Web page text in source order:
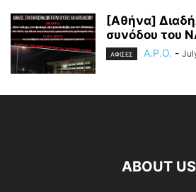
[Αθήνα]
συνόδου του
ΑΦΙΣΕΣ A.P.O. -
ABOUT US